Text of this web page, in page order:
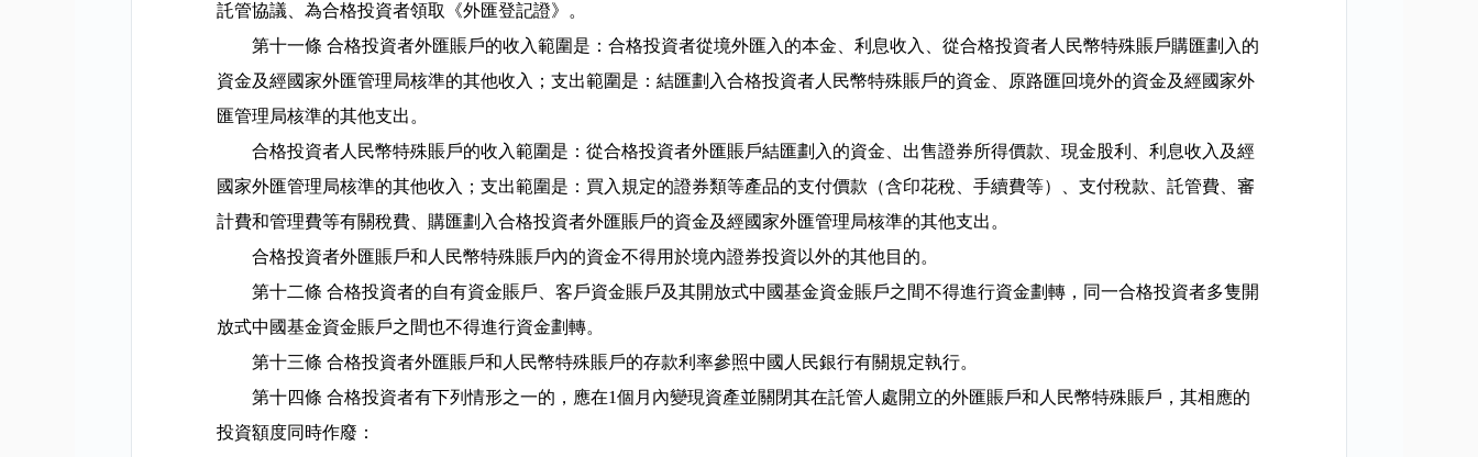
託管協議、為合格投資者領取《外匯登記證》。
第十一條 合格投資者外匯賬戶的收入範圍是：合格投資者從境外匯入的本金、利息收入、從合格投資者人民幣特殊賬戶購匯劃入的
資金及經國家外匯管理局核準的其他收入；支出範圍是：結匯劃入合格投資者人民幣特殊賬戶的資金、原路匯回境外的資金及經國家外
匯管理局核準的其他支出。
合格投資者人民幣特殊賬戶的收入範圍是：從合格投資者外匯賬戶結匯劃入的資金、出售證券所得價款、現金股利、利息收入及經
國家外匯管理局核準的其他收入；支出範圍是：買入規定的證券類等產品的支付價款（含印花稅、手續費等）、支付稅款、託管費、審
計費和管理費等有關稅費、購匯劃入合格投資者外匯賬戶的資金及經國家外匯管理局核準的其他支出。
合格投資者外匯賬戶和人民幣特殊賬戶內的資金不得用於境內證券投資以外的其他目的。
第十二條 合格投資者的自有資金賬戶、客戶資金賬戶及其開放式中國基金資金賬戶之間不得進行資金劃轉，同一合格投資者多隻開
放式中國基金資金賬戶之間也不得進行資金劃轉。
第十三條 合格投資者外匯賬戶和人民幣特殊賬戶的存款利率參照中國人民銀行有關規定執行。
第十四條 合格投資者有下列情形之一的，應在1個月內變現資產並關閉其在託管人處開立的外匯賬戶和人民幣特殊賬戶，其相應的
投資額度同時作廢：